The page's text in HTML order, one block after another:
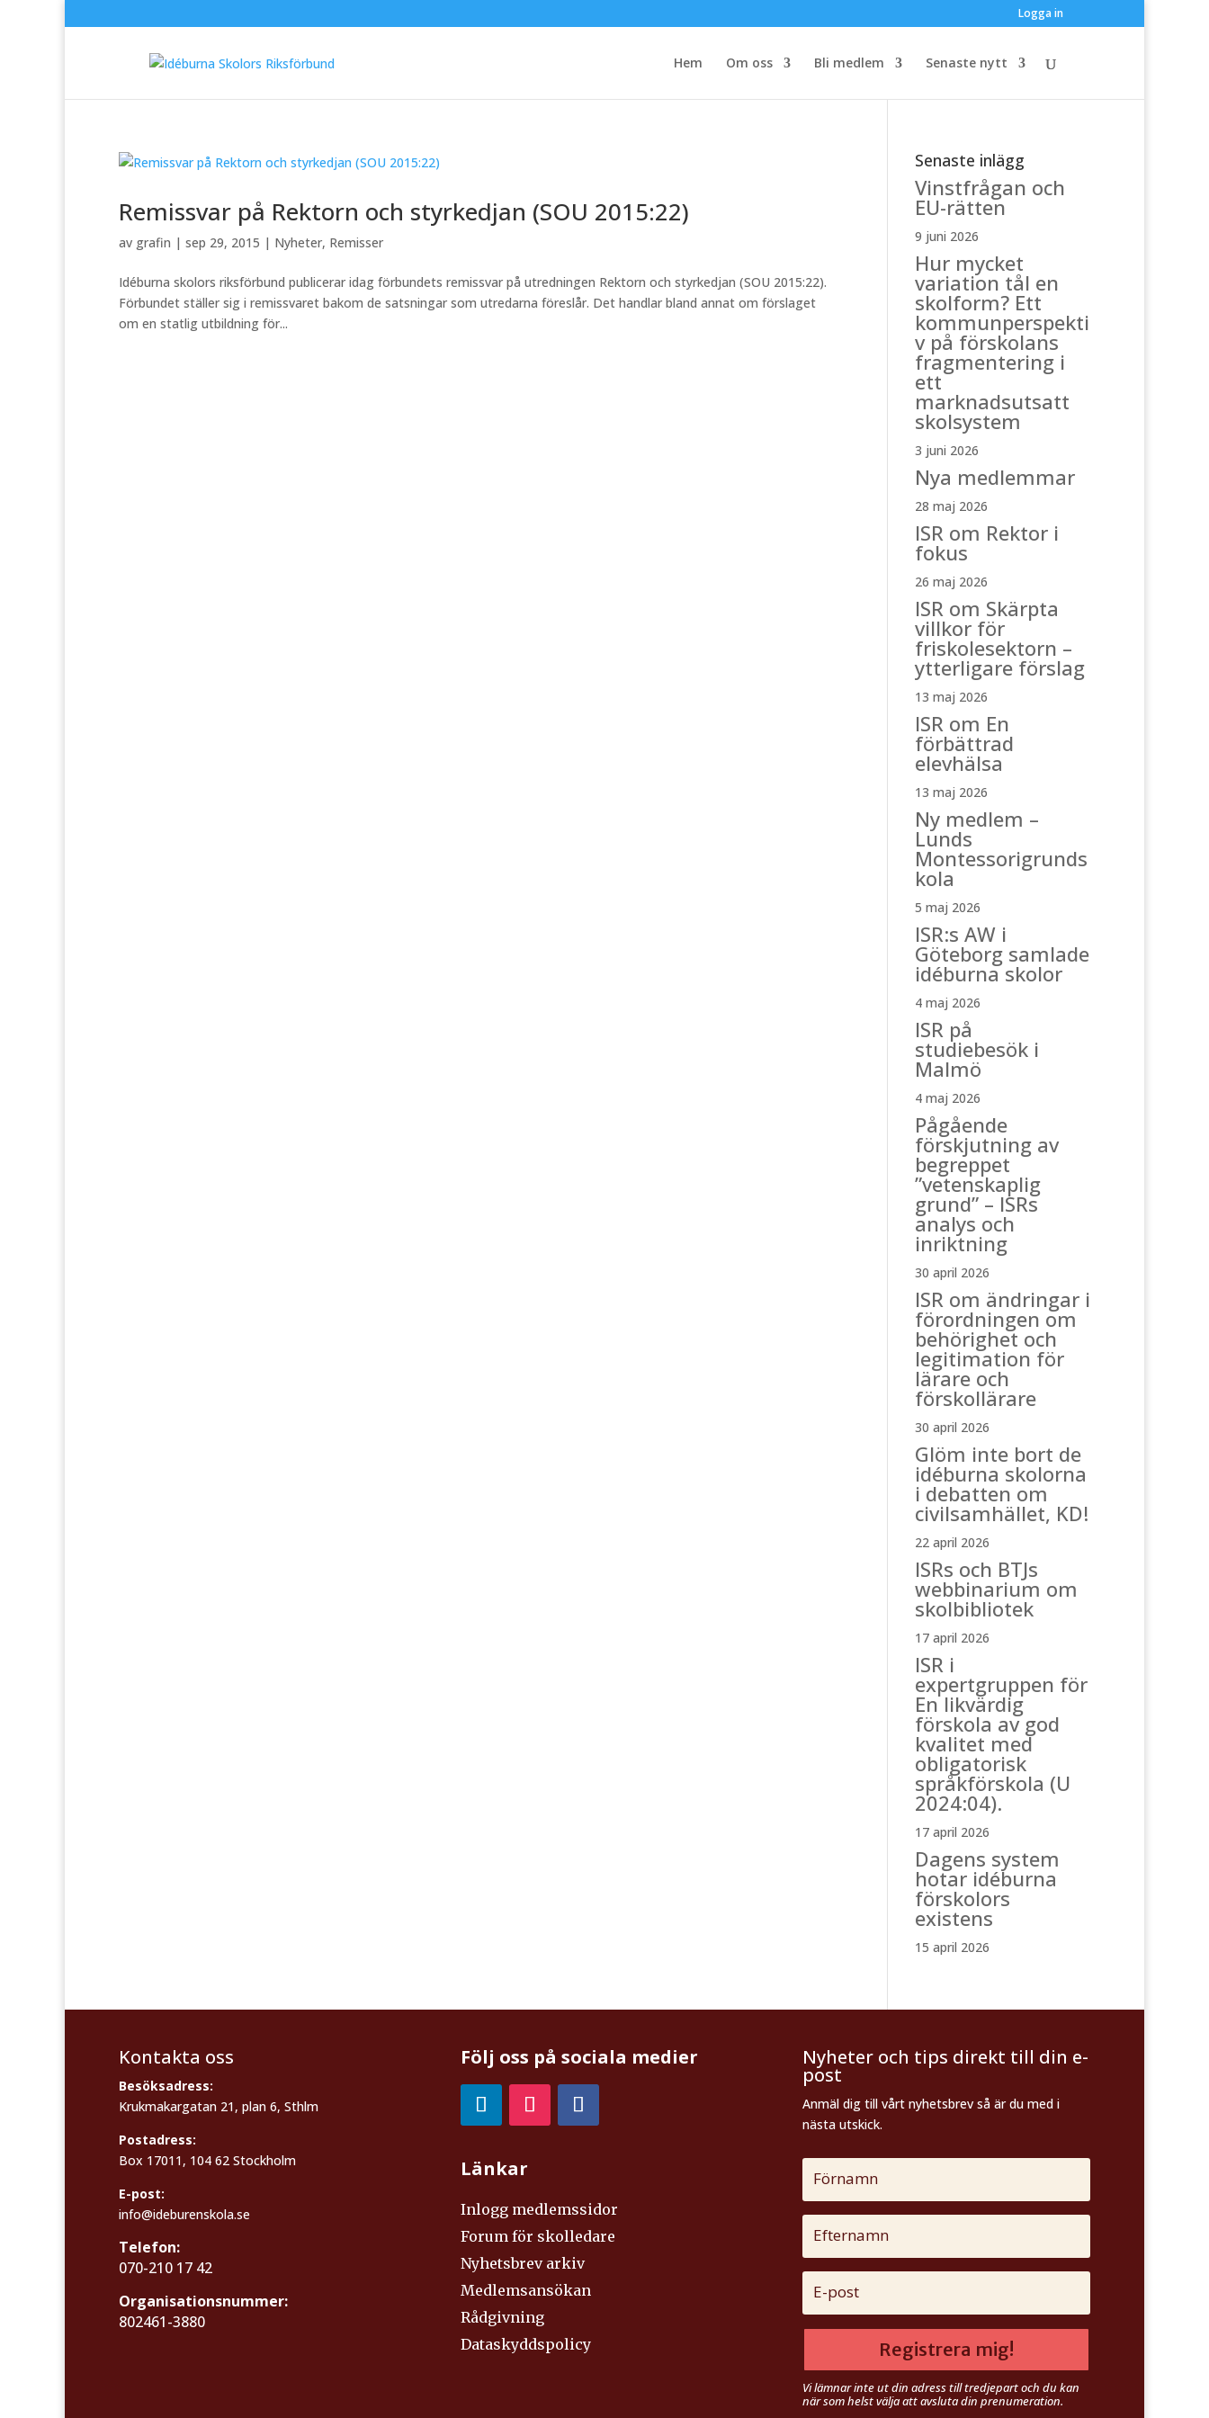
Logga in
Hem Om oss Bli medlem Senaste nytt
Remissvar på Rektorn och styrkedjan (SOU 2015:22)
av grafin | sep 29, 2015 | Nyheter, Remisser
Idéburna skolors riksförbund publicerar idag förbundets remissvar på utredningen Rektorn och styrkedjan (SOU 2015:22).
Förbundet ställer sig i remissvaret bakom de satsningar som utredarna föreslår. Det handlar bland annat om förslaget
om en statlig utbildning för...
Senaste inlägg
Vinstfrågan och
EU-rätten
9 juni 2026
Hur mycket
variation tål en
skolform? Ett
kommunperspekti
v på förskolans
fragmentering i
ett
marknadsutsatt
skolsystem
3 juni 2026
Nya medlemmar
28 maj 2026
ISR om Rektor i
fokus
26 maj 2026
ISR om Skärpta
villkor för
friskolesektorn –
ytterligare förslag
13 maj 2026
ISR om En
förbättrad
elevhälsa
13 maj 2026
Ny medlem –
Lunds
Montessorigrunds
kola
5 maj 2026
ISR:s AW i
Göteborg samlade
idéburna skolor
4 maj 2026
ISR på
studiebesök i
Malmö
4 maj 2026
Pågående
förskjutning av
begreppet
”vetenskaplig
grund” – ISRs
analys och
inriktning
30 april 2026
ISR om ändringar i
förordningen om
behörighet och
legitimation för
lärare och
förskollärare
30 april 2026
Glöm inte bort de
idéburna skolorna
i debatten om
civilsamhället, KD!
22 april 2026
ISRs och BTJs
webbinarium om
skolbibliotek
17 april 2026
ISR i
expertgruppen för
En likvärdig
förskola av god
kvalitet med
obligatorisk
språkförskola (U
2024:04).
17 april 2026
Dagens system
hotar idéburna
förskolors
existens
15 april 2026
Kontakta oss
Besöksadress:
Krukmakargatan 21, plan 6, Sthlm
Postadress:
Box 17011, 104 62 Stockholm
E-post:
info@ideburenskola.se
Telefon:
070-210 17 42
Organisationsnummer:
802461-3880
Följ oss på sociala medier
Länkar
Inlogg medlemssidor
Forum för skolledare
Nyhetsbrev arkiv
Medlemsansökan
Rådgivning
Dataskyddspolicy
Nyheter och tips direkt till din e-
post
Anmäl dig till vårt nyhetsbrev så är du med i
nästa utskick.
Registrera mig!
Vi lämnar inte ut din adress till tredjepart och du kan
när som helst välja att avsluta din prenumeration.